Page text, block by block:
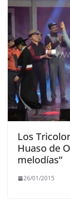
Los
Huaso de
melodías”
26/01/2015